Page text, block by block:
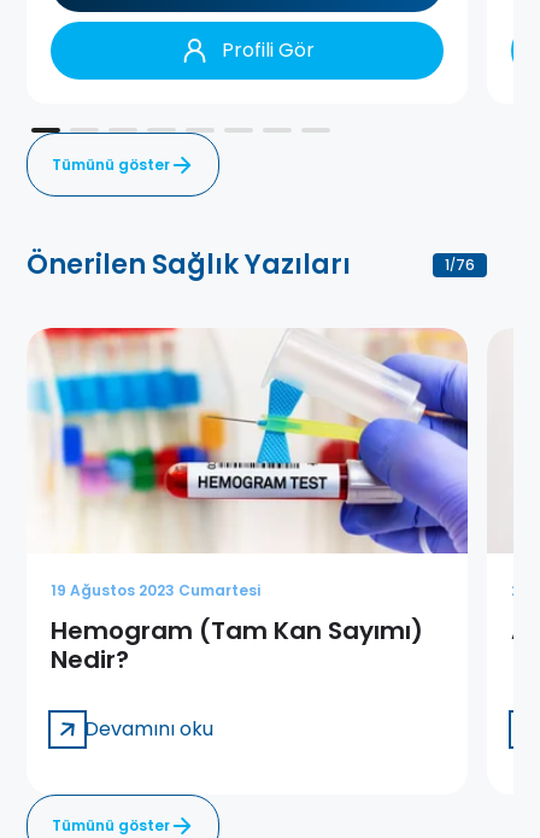
Profili Gör
Tümünü göster
Önerilen Sağlık Yazıları 1/76
19 Ağustos 2023 Cumartesi
Hemogram (Tam Kan Sayımı)
Nedir?
Devamını oku
28
Tümünü göster